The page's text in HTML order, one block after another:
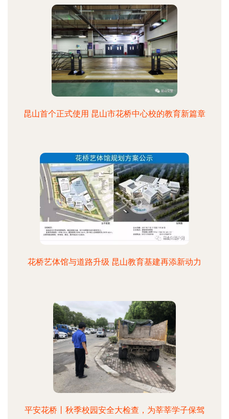
昆山首个正式使用 昆山市花桥中心校的教育新篇章
花桥艺体馆与道路升级 昆山教育基建再添新动力
平安花桥丨秋季校园安全大检查，为莘莘学子保驾